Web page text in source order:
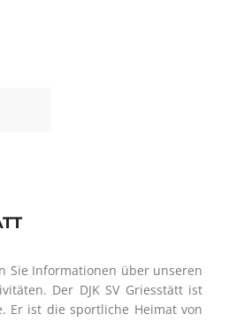
Sie Informationen über unseren
Der DJK SV Griesstätt ist
Er ist die sportliche Heimat von